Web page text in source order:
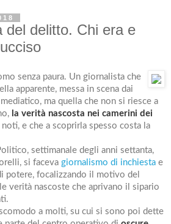
del delitto. Chi era e
senza paura. Un giornalista che
apparente, messa in scena dai
ma quella che non si riesce a
la verità nascosta nei camerini dei
e che a scoprirla spesso costa la
settimanale degli anni settanta,
si faceva giornalismo di inchiesta e
potere, focalizzando il motivo del
verità nascoste che aprivano il sipario
a molti, su cui si sono poi dette